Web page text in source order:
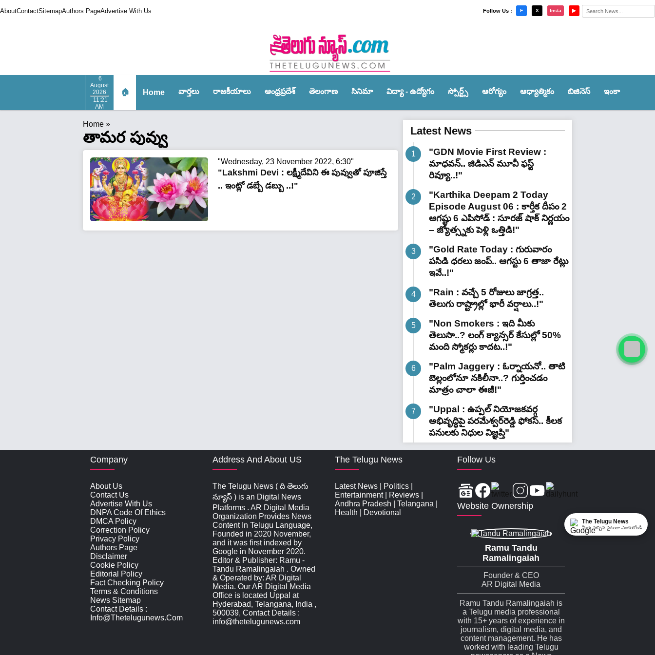
AboutContactSitemapAuthors PageAdvertise With Us Follow Us : F X Insta ▶
6
August
2026
11:21
AM
🏠 Home వార్త‌లు రాజ‌కీయాలు ఆంధ్ర‌ప్ర‌దేశ్‌ తెలంగాణ‌ సినిమా విద్యా - ఉద్యోగం స్పోర్ట్స్‌ ఆరోగ్యం ఆధ్యాత్మికం బిజినెస్ ఇంకా
×
Home »
తామర పువ్వు
"Wednesday, 23 November 2022, 6:30"
"Lakshmi Devi : లక్ష్మీదేవిని ఈ పువ్వుతో పూజిస్తే
.. ఇంట్లో డబ్బే డబ్బు ..!"
Latest News
"GDN Movie First Review :
మాధవన్.. జిడిఎన్ మూవీ ఫ‌స్ట్
రివ్యూ..!"
"Karthika Deepam 2 Today
Episode August 06 : కార్తీక దీపం 2
ఆగష్టు 6 ఎపిసోడ్ : సూరజ్ షాక్ నిర్ణయం
– జ్యోత్స్నకు పెళ్లి ఒత్తిడి!"
"Gold Rate Today : గురువారం
పసిడి ధరలు జంప్.. ఆగస్టు 6 తాజా రేట్లు
ఇవే..!"
"Rain : వచ్చే 5 రోజులు జాగ్రత్త..
తెలుగు రాష్ట్రాల్లో భారీ వ‌ర్షాలు..!"
"Non Smokers : ఇది మీకు
తెలుసా..? లంగ్ క్యాన్సర్ కేసుల్లో 50%
మంది స్మోకర్లు కాదట..!"
"Palm Jaggery : ఓర్నాయనో.. తాటి
బెల్లంలోనూ నకిలీనా..? గుర్తించడం
మాత్రం చాలా ఈజీ!"
"Uppal : ఉప్పల్ నియోజకవర్గ
అభివృద్ధిపై పరమేశ్వర్‌రెడ్డి ఫోకస్.. కీలక
పనులకు నిధుల విజ్ఞప్తి"
Company
About Us
Contact Us
Advertise With Us
DNPA Code Of Ethics
DMCA Policy
Correction Policy
Privacy Policy
Authors Page
Disclaimer
Cookie Policy
Editorial Policy
Fact Checking Policy
Terms & Conditions
News Sitemap
Contact Details :
Info@thetelugunews.com
Address And About US
The Telugu News ( ది తెలుగు
న్యూస్‌ ) is an Digital News
Platforms . AR Digital Media
Organization Provides News
Content In Telugu Language,
Founded in 2020 November,
and it was first indexed by
Google in November 2020.
Editor & Publisher: Ramu -
Tandu Ramalingaiah . Owned
& Operated by: AR Digital
Media. Our AR Digital Media
Office is located Uppal at
Hyderabad, Telangana, India ,
500039, Contact Details :
info@thetelugunews.com
The Telugu News
Latest News Politics
Entertainment| Reviews
Andhra Pradesh
Telangana
Health
Devotional
Follow Us
Website Ownership
Ramu Tandu
Ramalingaiah
Founder & CEO
AR Digital Media
Ramu Tandu Ramalingaiah is
a Telugu media professional
with 15+ years of experience in
journalism, digital media, and
content management. He has
worked with leading Telugu
The Telugu News
మీకు నచ్చిన సైటుగా ఎంచుకోండి